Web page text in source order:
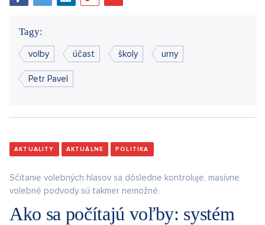
Tagy:
volby účast školy urny
Petr Pavel
AKTUALITY AKTUÁLNE POLITIKA
Sčítanie volebných hlasov sa dôsledne kontroluje, masívne
volebné podvody sú takmer nemožné.
Ako sa počítajú voľby: systém